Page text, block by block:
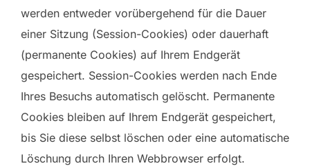
werden entweder vorübergehend für die Dauer
einer Sitzung (Session-Cookies) oder dauerhaft
(permanente Cookies) auf Ihrem Endgerät
gespeichert. Session-Cookies werden nach Ende
Ihres Besuchs automatisch gelöscht. Permanente
Cookies bleiben auf Ihrem Endgerät gespeichert,
bis Sie diese selbst löschen oder eine automatische
Löschung durch Ihren Webbrowser erfolgt.